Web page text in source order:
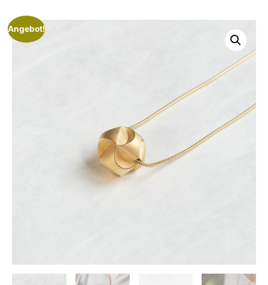
Angebot!